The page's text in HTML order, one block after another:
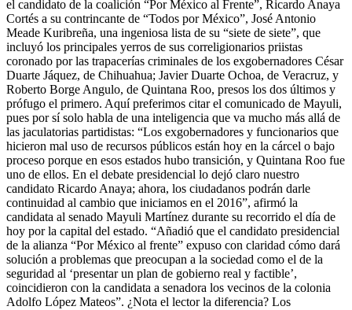
el candidato de la coalición “Por México al Frente”, Ricardo Anaya
Cortés a su contrincante de “Todos por México”, José Antonio
Meade Kuribreña, una ingeniosa lista de su “siete de siete”, que
incluyó los principales yerros de sus correligionarios priistas
coronado por las trapacerías criminales de los exgobernadores César
Duarte Jáquez, de Chihuahua; Javier Duarte Ochoa, de Veracruz, y
Roberto Borge Angulo, de Quintana Roo, presos los dos últimos y
prófugo el primero. Aquí preferimos citar el comunicado de Mayuli,
pues por sí solo habla de una inteligencia que va mucho más allá de
las jaculatorias partidistas: “Los exgobernadores y funcionarios que
hicieron mal uso de recursos públicos están hoy en la cárcel o bajo
proceso porque en esos estados hubo transición, y Quintana Roo fue
uno de ellos. En el debate presidencial lo dejó claro nuestro
candidato Ricardo Anaya; ahora, los ciudadanos podrán darle
continuidad al cambio que iniciamos en el 2016”, afirmó la
candidata al senado Mayuli Martínez durante su recorrido el día de
hoy por la capital del estado. “Añadió que el candidato presidencial
de la alianza “Por México al frente” expuso con claridad cómo dará
solución a problemas que preocupan a la sociedad como el de la
seguridad al ‘presentar un plan de gobierno real y factible’,
coincidieron con la candidata a senadora los vecinos de la colonia
Adolfo López Mateos”. ¿Nota el lector la diferencia? Los